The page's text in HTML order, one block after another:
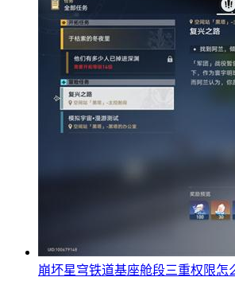
崩坏星穹铁道基座舱段三重权限怎